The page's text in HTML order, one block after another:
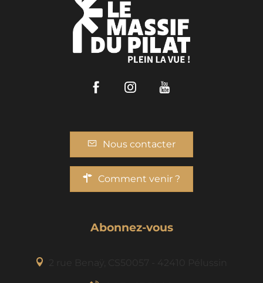
FacebookInstagram
Nous contacter
Comment venir ?
Abonnez-vous